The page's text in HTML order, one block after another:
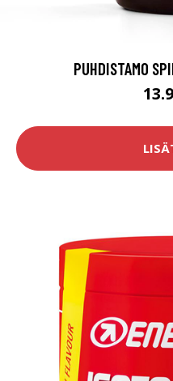
PUHDISTAMO